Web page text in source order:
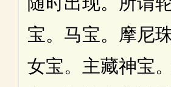
宝。马宝。摩尼
女宝。主藏神宝